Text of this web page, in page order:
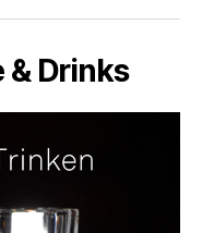
& Drinks